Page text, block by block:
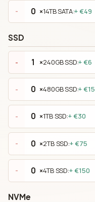
- ×14TB SATA:+ €49
SSD
- ×240GB SSD:+ €6
- ×480GB SSD:+ €15
- ×1TB SSD:+ €30
- ×2TB SSD:+ €75
- ×4TB SSD:+ €150
NVMe